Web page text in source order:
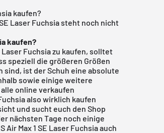
kaufen?
Laser Fuchsia steht noch nicht
kaufen?
Laser Fuchsia zu kaufen, solltet
speziell die größeren Größen
ist der Schuh eine absolute
sowie einige weitere
alle online verkaufen
also wirklich kaufen
und sucht euch den Shop
nächsten Tage noch einige
Max 1 SE Laser Fuchsia auch